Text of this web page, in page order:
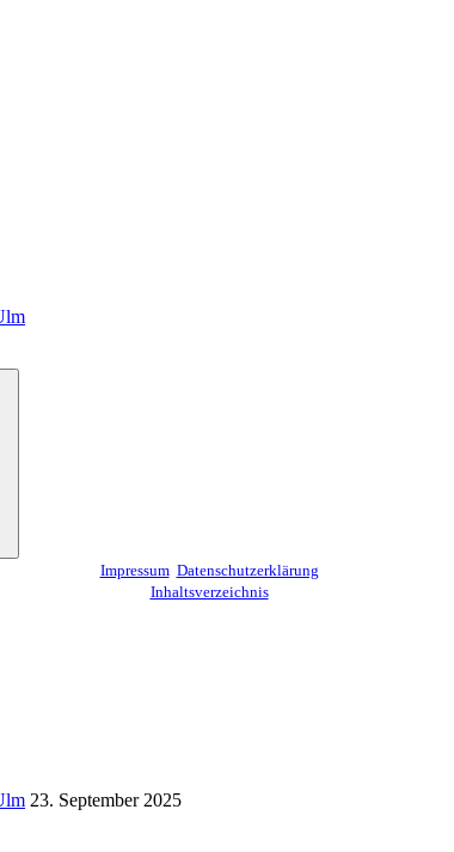
Impressum Datenschutzerklärung
Inhaltsverzeichnis
23. September 2025